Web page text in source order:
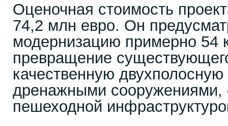
Оценочная стоимость
74,2 млн евро. Он
модернизацию примерно 54
превращение
качественную
дренажными сооружениями,
пешеходной